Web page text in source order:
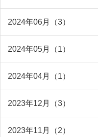
2024年06月（3）
2024年05月（1）
2024年04月（1）
2023年12月（3）
2023年11月（2）